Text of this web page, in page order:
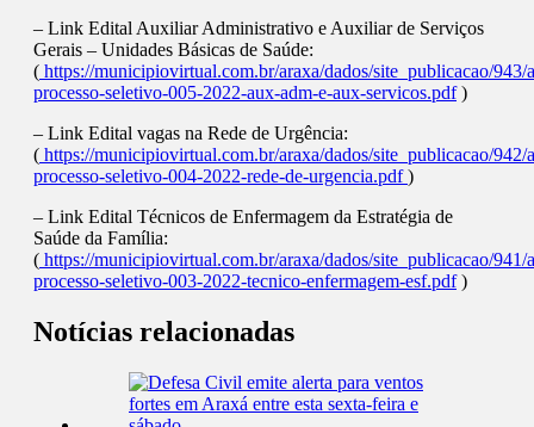
– Link Edital Auxiliar Administrativo e Auxiliar de Serviços
Gerais – Unidades Básicas de Saúde:
( https://municipiovirtual.com.br/araxa/dados/site_publicacao/943/
processo-seletivo-005-2022-aux-adm-e-aux-servicos.pdf)
– Link Edital vagas na Rede de Urgência:
( https://municipiovirtual.com.br/araxa/dados/site_publicacao/942/
processo-seletivo-004-2022-rede-de-urgencia.pdf)
– Link Edital Técnicos de Enfermagem da Estratégia de
Saúde da Família:
( https://municipiovirtual.com.br/araxa/dados/site_publicacao/941/
processo-seletivo-003-2022-tecnico-enfermagem-esf.pdf)
Notícias relacionadas